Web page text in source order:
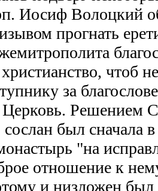
Иосиф Волоцкий
прогнать
христианство, чтоб
за
Церковь. Решением
сослан был сначала
"на
отношение к
и низложен был